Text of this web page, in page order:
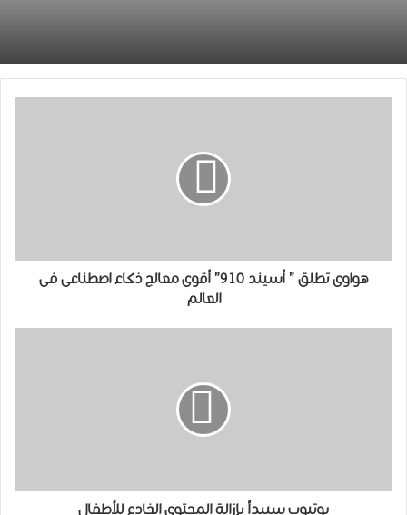
ﻫﻮﺍﻭﻯ ﺗﻄﻠﻖ " ﺃﺳﻴﻨﺪ 910" ﺃﻗﻮﻯ ﻣﻌﺎﻟﺞ ﺫﻛﺎﺀ ﺍﺻﻄﻨﺎﻋﻰ ﻓﻰ
ﺍﻟﻌﺎﻟﻢ
يوتيوب سيبدأ بإزالة المحتوى الخادع للأطفال